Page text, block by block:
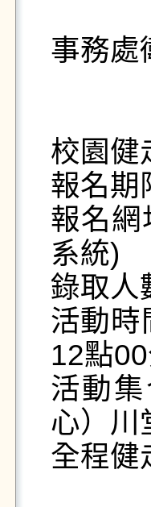
事務處
校園健
報名期
報名網
系統)
錄取人
活動時
12點
活動
心）川
全程健